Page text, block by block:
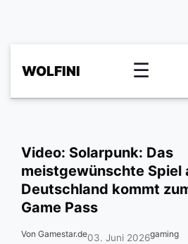
WOLFINI ☰
Video: Solarpunk: Das
meistgewünschte Spiel
Deutschland kommt
Game Pass
Von Gamestar.de03. Juni 2026gaming